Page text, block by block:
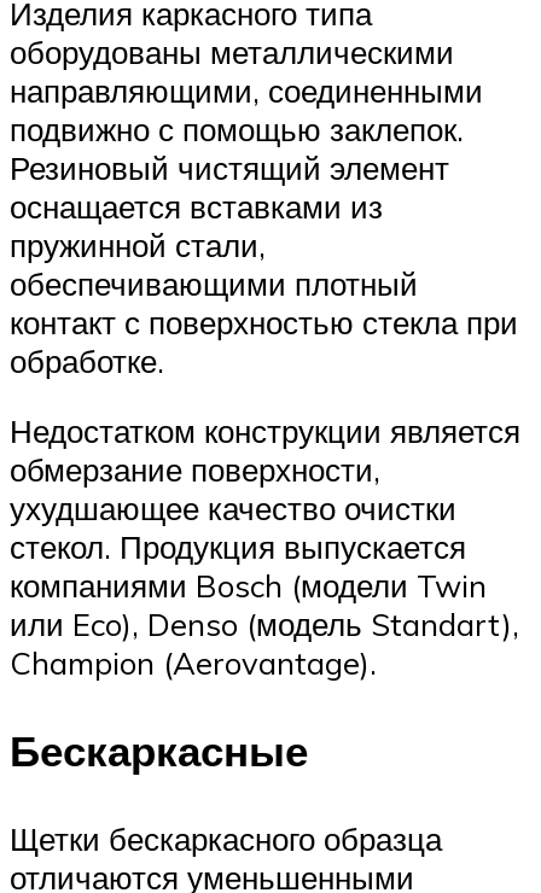
Изделия каркасного типа
оборудованы металлическими
направляющими, соединенными
подвижно с помощью заклепок.
Резиновый чистящий элемент
оснащается вставками из
пружинной стали,
обеспечивающими плотный
контакт с поверхностью стекла при
обработке.
Недостатком конструкции является
обмерзание поверхности,
ухудшающее качество очистки
стекол. Продукция выпускается
компаниями Bosch (модели Twin
или Eco), Denso (модель Standart),
Champion (Aerovantage).
Бескаркасные
Щетки бескаркасного образца
отличаются уменьшенными